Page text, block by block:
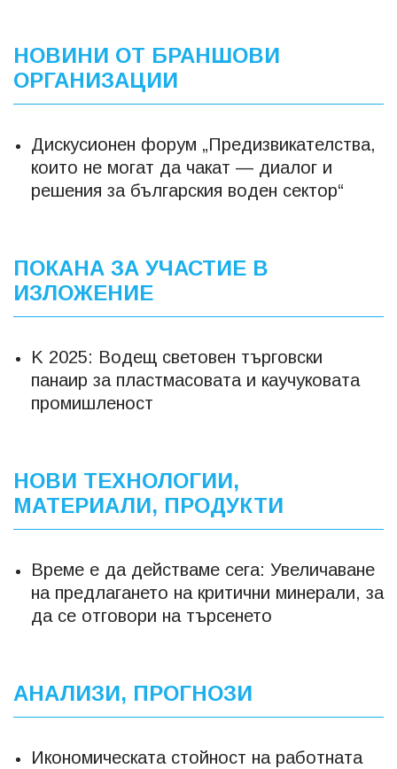
НОВИНИ ОТ БРАНШОВИ
ОРГАНИЗАЦИИ
Дискусионен форум „Предизвикателства,
които не могат да чакат — диалог и
решения за българския воден сектор“
ПОКАНА ЗА УЧАСТИЕ В
ИЗЛОЖЕНИЕ
K 2025: Водещ световен търговски
панаир за пластмасовата и каучуковата
промишленост
НОВИ ТЕХНОЛОГИИ,
МАТЕРИАЛИ, ПРОДУКТИ
Време е да действаме сега: Увеличаване
на предлагането на критични минерали, за
да се отговори на търсенето
АНАЛИЗИ, ПРОГНОЗИ
Икономическата стойност на работната